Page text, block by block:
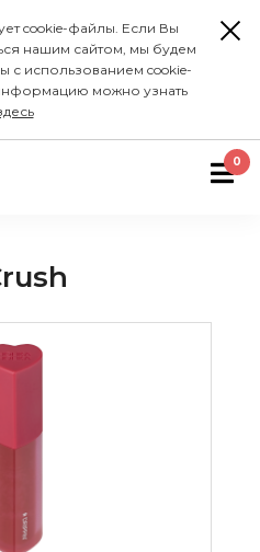
cookie-файлы. Если Вы
нашим сайтом, мы будем
с использованием cookie-
можно узнать
0